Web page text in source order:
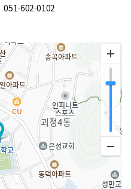
051-602-0102